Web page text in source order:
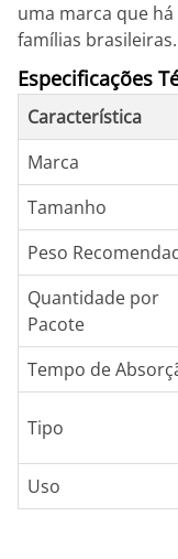
uma marca que
famílias brasileiras.
Especificações
Característica
Marca
Tamanho
Peso
Quantidade por
Pacote
Tempo de
Tipo
Uso